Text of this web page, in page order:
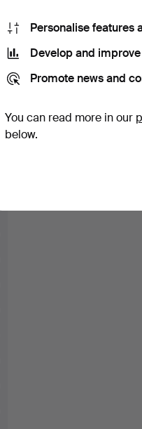
Personalise features
Develop and
Promote news and
You can read more in our
below.